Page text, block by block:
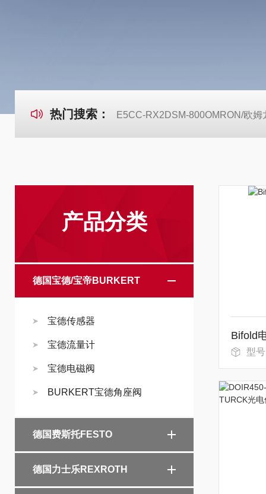
热门搜索： E5CC-RX2DSM-800OMRON/欧
产品分类
德国宝德/宝帝BURKERT
宝德传感器
宝德流量计
宝德电磁阀
BURKERT宝德角座阀
德国费斯托FESTO
德国力士乐REXROTH
Bifold
型